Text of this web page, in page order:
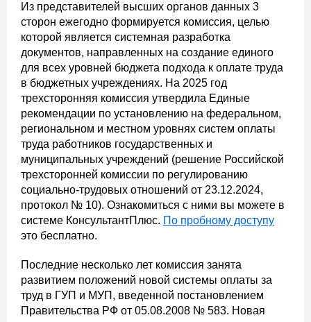
Из представителей высших органов данных 3
сторон ежегодно формируется комиссия, целью
которой является системная разработка
документов, направленных на создание единого
для всех уровней бюджета подхода к оплате труда
в бюджетных учреждениях. На 2025 год
трехсторонняя комиссия утвердила Единые
рекомендации по установлению на федеральном,
региональном и местном уровнях систем оплаты
труда работников государственных и
муниципальных учреждений (решение Российской
трехсторонней комиссии по регулированию
социально-трудовых отношений от 23.12.2024,
протокол № 10). Ознакомиться с ними вы можете в
системе КонсультантПлюс. По пробному доступу
это бесплатно.
Последние несколько лет комиссия занята
развитием положений новой системы оплаты за
труд в ГУП и МУП, введенной постановлением
Правительства РФ от 05.08.2008 № 583. Новая